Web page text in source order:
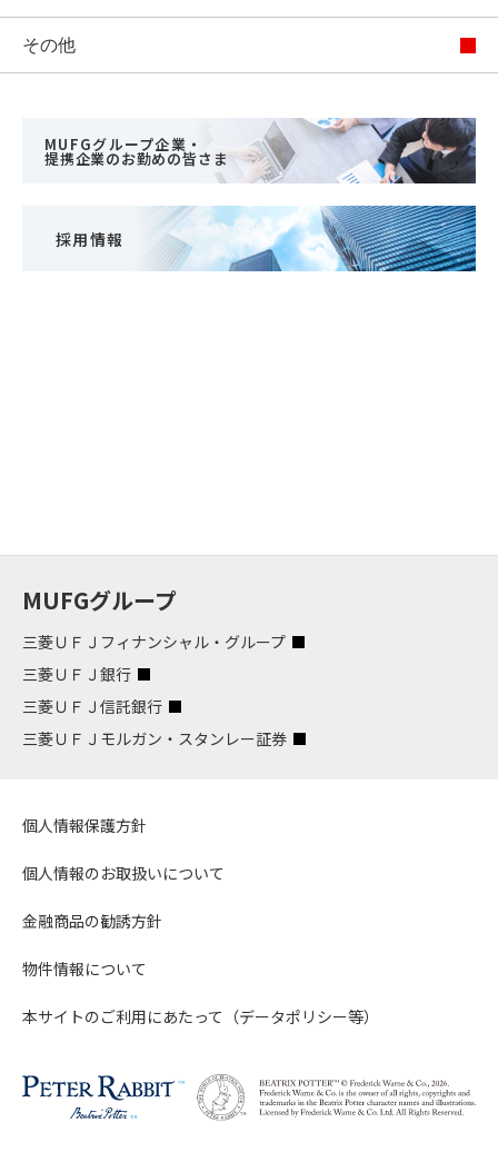
その他
MUFGグループ企業・
提携企業のお勤めの皆さま
採用情報
MUFGグループ
三菱ＵＦＪフィナンシャル・グループ
三菱ＵＦＪ銀行
三菱ＵＦＪ信託銀行
三菱ＵＦＪモルガン・スタンレー証券
個人情報保護方針
個人情報のお取扱いについて
金融商品の勧誘方針
物件情報について
本サイトのご利用にあたって（データポリシー等）